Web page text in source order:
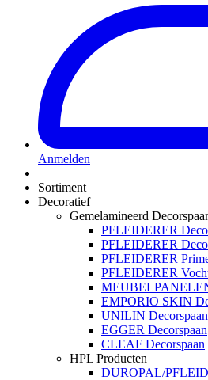
Anmelden
Sortiment
Decoratief
Gemelamineerd
PFLEIDERER
PFLEIDERER
PFLEIDERER
PFLEIDERER
EMPORIO SKIN
UNILIN Decorspaan
EGGER Decorspaan
CLEAF Decorspaan
HPL Producten
DUROPAL/